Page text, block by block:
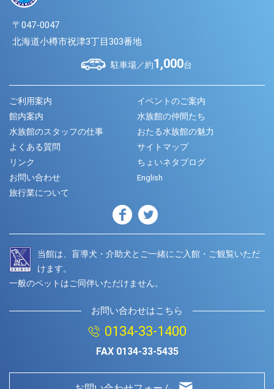
〒047-0047
北海道小樽市祝津3丁目303番地
駐車場／約1,000台
ご利用案内
イベントのご案内
館内案内
水族館の仲間たち
水族館のスタッフの仕事
おたる水族館の魅力
よくある質問
サイトマップ
リンク
ちょいネタブログ
お問い合わせ
English
旅行業について
当館は、盲導犬・介助犬とご一緒にご入館・ご観覧いただ
けます。
一般のペットはご同伴いただけません。
お問い合わせはこちら
0134-33-1400
FAX 0134-33-5435